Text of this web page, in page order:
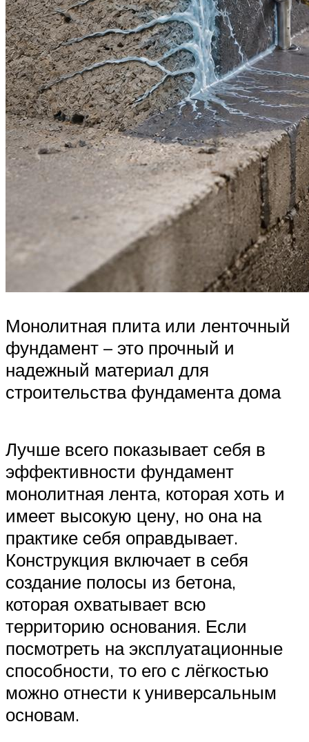
Монолитная плита или ленточный
фундамент – это прочный и
надежный материал для
строительства фундамента дома
Лучше всего показывает себя в
эффективности фундамент
монолитная лента, которая хоть и
имеет высокую цену, но она на
практике себя оправдывает.
Конструкция включает в себя
создание полосы из бетона,
которая охватывает всю
территорию основания. Если
посмотреть на эксплуатационные
способности, то его с лёгкостью
можно отнести к универсальным
основам.